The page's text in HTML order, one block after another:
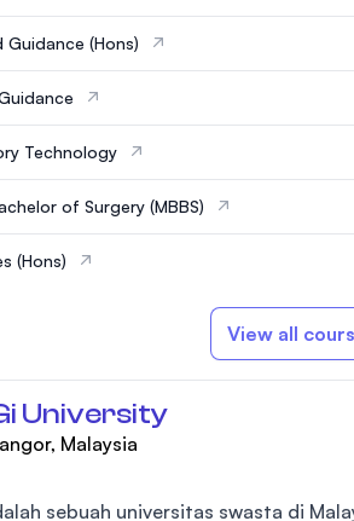
(Hons)
Technology
of Surgery (MBBS)
(Hons)
View all
University
Malaysia
sebuah universitas swasta di